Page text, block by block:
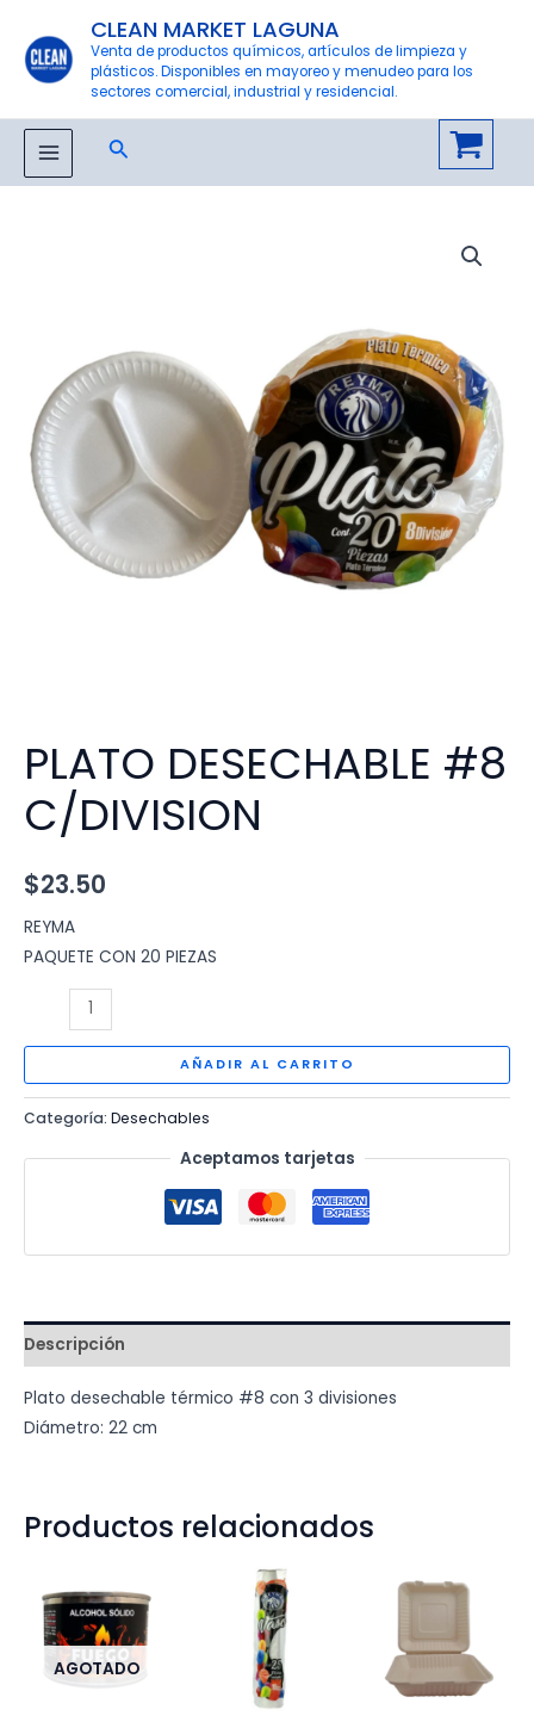
contenido
CLEAN MARKET LAGUNA
Venta de productos químicos, artículos de limpieza y
plásticos. Disponibles en mayoreo y menudeo para los
sectores comercial, industrial y residencial.
MAIN
Buscar
PLATO DESECHABLE #8
C/DIVISION
$23.50
REYMA
PAQUETE CON 20 PIEZAS
DESECHABLE
C/DIVISION
cantidad
AÑADIR AL CARRITO
Categoría: Desechables
Aceptamos tarjetas
Descripción
Plato desechable térmico #8 con 3 divisiones
Diámetro: 22 cm
Productos relacionados
AGOTADO